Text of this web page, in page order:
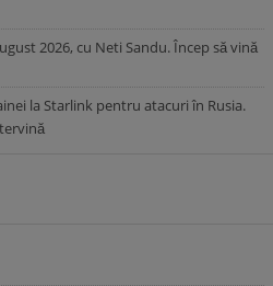
2026, cu Neti Sandu. Încep să vină
la Starlink pentru atacuri în Rusia.